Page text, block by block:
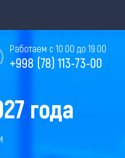
Работаем с 10:00 до 19:00
+998 (78) 113-73-00
года